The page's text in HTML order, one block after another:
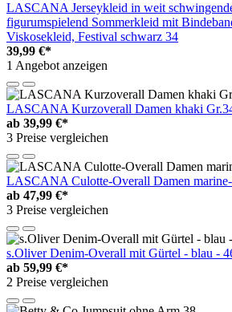
LASCANA Jerseykleid in weit
figurumspielend Sommerkleid mit
Viskosekleid, Festival schwarz 34
39,99 €*
1 Angebot anzeigen
LASCANA Kurzoverall Damen khaki
ab 39,99 €*
3 Preise vergleichen
LASCANA Culotte-Overall Damen
ab 47,99 €*
3 Preise vergleichen
s.Oliver Denim-Overall mit Gürtel - blau -
ab 59,99 €*
2 Preise vergleichen